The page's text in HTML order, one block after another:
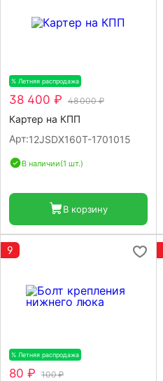
% Летняя распродажа
38 400 ₽ 48 000 ₽
Картер на КПП
Арт:12JSDX160T-1701015
В наличии(1 шт.)
В корзину
9
% Летняя распродажа
80 ₽ 100 ₽